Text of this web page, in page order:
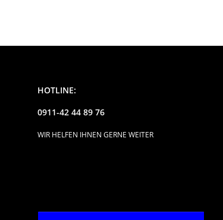
HOTLINE:
0911-42 44 89 76
WIR HELFEN IHNEN GERNE WEITER